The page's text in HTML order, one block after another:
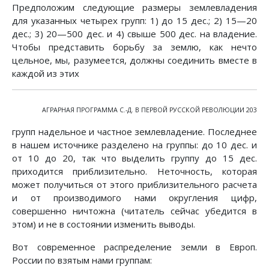
Предположим следующие размеры землевладения
для указанных четырех групп: 1) до 15 дес.; 2) 15—20
дес.; 3) 20—500 дес. и 4) свыше 500 дес. на владение.
Чтобы представить борьбу за землю, как нечто
цельное, мы, разумеется, должны соединить вместе в
каждой из этих
АГРАРНАЯ ПРОГРАММА С.-Д. В ПЕРВОЙ РУССКОЙ РЕВОЛЮЦИИ 203
групп надельное и частное землевладение. Последнее
в нашем источнике разделено на группы: до 10 дес. и
от 10 до 20, так что выделить группу до 15 дес.
приходится приблизительно. Неточность, которая
может получиться от этого приблизительного расчета
и от производимого нами округления цифр,
совершенно ничтожна (читатель сейчас убедится в
этом) и не в состоянии изменить выводы.
Вот современное распределение земли в Европ.
России по взятым нами группам: